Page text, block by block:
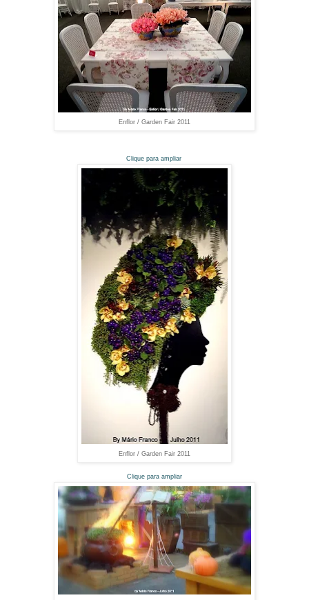
Enflor / Garden Fair 2011
Clique para ampliar
Enflor / Garden Fair 2011
Clique para ampliar